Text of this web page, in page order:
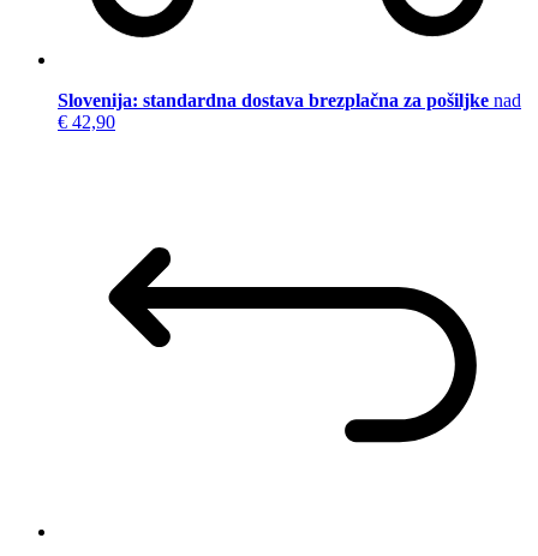
Slovenija: standardna dostava brezplačna za pošiljke nad
€ 42,90